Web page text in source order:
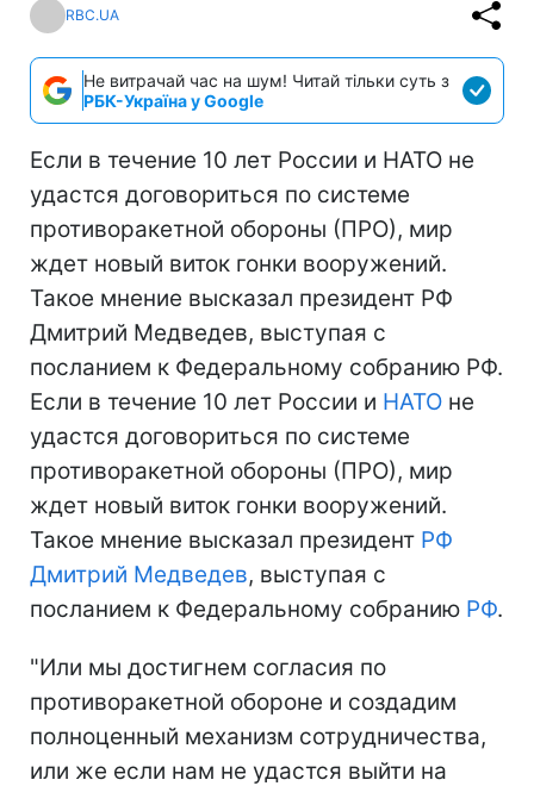
RBC.UA
Не витрачай час на шум! Читай тільки суть з
РБК-Україна у Google
Если в течение 10 лет России и НАТО не
удастся договориться по системе
противоракетной обороны (ПРО), мир
ждет новый виток гонки вооружений.
Такое мнение высказал президент РФ
Дмитрий Медведев, выступая с
посланием к Федеральному собранию РФ.
Если в течение 10 лет России и НАТО не
удастся договориться по системе
противоракетной обороны (ПРО), мир
ждет новый виток гонки вооружений.
Такое мнение высказал президент РФ
Дмитрий Медведев, выступая с
посланием к Федеральному собранию РФ.
"Или мы достигнем согласия по
противоракетной обороне и создадим
полноценный механизм сотрудничества,
или же если нам не удастся выйти на